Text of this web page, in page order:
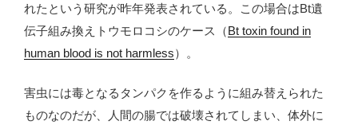
れたという研究が昨年発表されている。この場合はBt遺
伝子組み換えトウモロコシのケース（Bt toxin found in
human blood is not harmless）。
害虫には毒となるタンパクを作るように組み替えられた
ものなのだが、人間の腸では破壊されてしまい、体外に